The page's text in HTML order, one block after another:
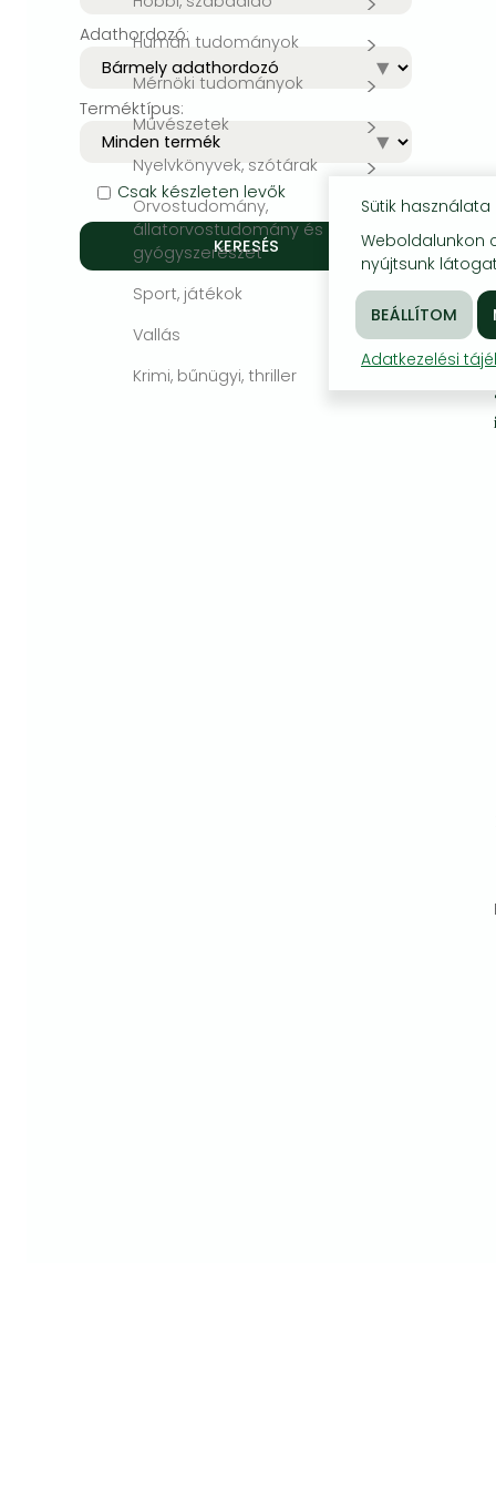
Bleach manga
One-Punch Man manga
Humán tudományok
Mérnöki tudományok
Művészetek
Nyelvkönyvek, szótárak
Orvostudomány,
állatorvostudomány és
gyógyszerészet
Sport, játékok
Vallás
Krimi, bűnügyi, thriller
Adathordozó:
Terméktípus:
Csak készleten levők
Sütik használata
Weboldalunkon
nyújtsunk
Adatkezelési